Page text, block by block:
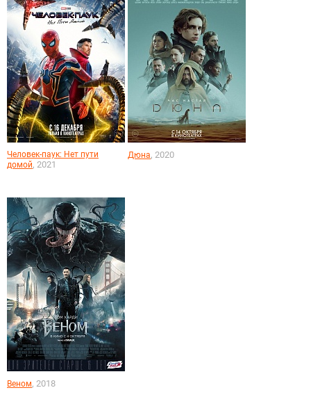
Человек-паук: Нет пути
домой, 2021
Дюна, 2020
Веном, 2018